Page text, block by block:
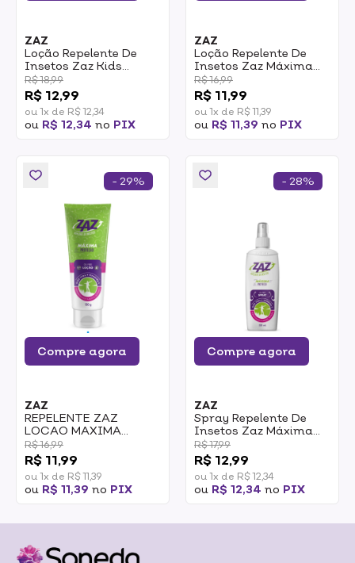
ZAZ
Loção Repelente De
Insetos Zaz Kids
Máxima Proteção 120g
R$ 18,99
R$ 12,99
ou 1x de R$ 12,34
ou R$ 12,34 no PIX
ZAZ
Loção Repelente De
Insetos Zaz Máxima
Proteção 130ml
R$ 16,99
R$ 11,99
ou 1x de R$ 11,39
ou R$ 11,39 no PIX
Compre agora
ZAZ
REPELENTE ZAZ
LOCAO MAXIMA
PROTECAO 120G
R$ 16,99
R$ 11,99
ou 1x de R$ 11,39
ou R$ 11,39 no PIX
- 29%
Compre agora
ZAZ
Spray Repelente De
Insetos Zaz Máxima
Proteção 130ml
R$ 17,99
R$ 12,99
ou 1x de R$ 12,34
ou R$ 12,34 no PIX
- 28%